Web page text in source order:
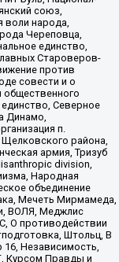
союз,
народа,
Череповца,
единство,
Староверов-
против
совести и о
общественного
Северное
Динамо,
п.
района,
армия, Тризуб
division,
Народная
объединение
Мечеть Мирмамеда,
ВОЛЯ, Меджлис
О противодействии
Штольц, В
Независимость,
Курсом Правды и